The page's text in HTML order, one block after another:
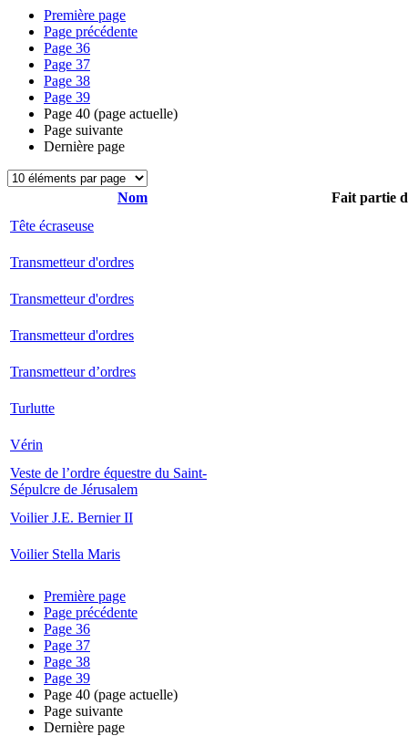
Première page
Page précédente
Page 36
Page 37
Page 38
Page 39
Page 40 (page actuelle)
Page suivante
Dernière page
Nom
Fait partie
Tête écraseuse
Transmetteur d'ordres
Transmetteur d'ordres
Transmetteur d'ordres
Transmetteur d’ordres
Turlutte
Vérin
Veste de l’ordre équestre du Saint-
Sépulcre de Jérusalem
Voilier J.E. Bernier II
Voilier Stella Maris
Première page
Page précédente
Page 36
Page 37
Page 38
Page 39
Page 40 (page actuelle)
Page suivante
Dernière page